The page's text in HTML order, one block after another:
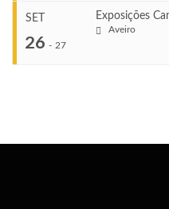
Set 12, 2026
VENUE
Set 19, 2026
SET
26 - 27
Exposições
Aveiro